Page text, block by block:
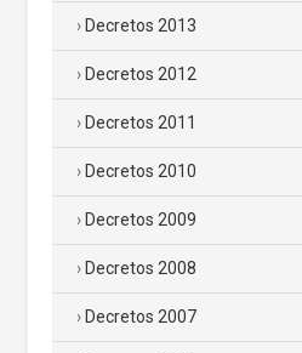
Decretos 2013
Decretos 2012
Decretos 2011
Decretos 2010
Decretos 2009
Decretos 2008
Decretos 2007